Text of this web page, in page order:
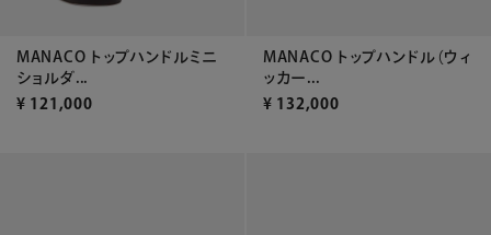
MANACO トップハンドルミニ
ショルダ...
¥ 121,000
MANACO トップハンドル（ウィ
ッカー...
¥ 132,000